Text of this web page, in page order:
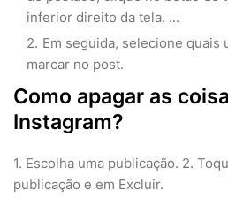
inferior direito da tela. ...
Em seguida, selecione quais
marcar no post.
Como apagar as
Instagram?
1. Escolha uma publicação. 2.
publicação e em Excluir.